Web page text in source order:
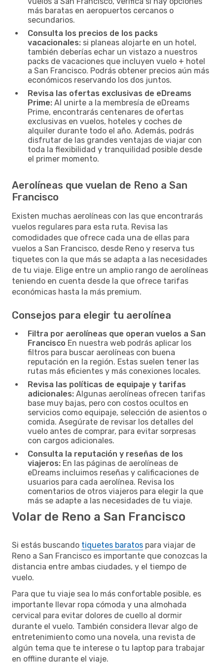
más baratas en aeropuertos cercanos o
secundarios.
Consulta los precios de los packs
vacacionales: si planeas alojarte en un hotel,
también deberías echar un vistazo a nuestros
packs de vacaciones que incluyen vuelo + hotel
a San Francisco. Podrás obtener precios aún más
económicos reservando los dos juntos.
Revisa las ofertas exclusivas de eDreams
Prime: Al unirte a la membresía de eDreams
Prime, encontrarás centenares de ofertas
exclusivas en vuelos, hoteles y coches de
alquiler durante todo el año. Además, podrás
disfrutar de las grandes ventajas de viajar con
toda la flexibilidad y tranquilidad posible desde
el primer momento.
Aerolíneas que vuelan de Reno a San
Francisco
Existen muchas aerolíneas con las que encontrarás
vuelos regulares para esta ruta. Revisa las
comodidades que ofrece cada una de ellas para
vuelos a San Francisco, desde Reno y reserva tus
tiquetes con la que más se adapta a las necesidades
de tu viaje. Elige entre un amplio rango de aerolíneas
teniendo en cuenta desde la que ofrece tarifas
económicas hasta la más premium.
Consejos para elegir tu aerolínea
Filtra por aerolíneas que operan vuelos a San
Francisco En nuestra web podrás aplicar los
filtros para buscar aerolíneas con buena
reputación en la región. Estas suelen tener las
rutas más eficientes y más conexiones locales.
Revisa las políticas de equipaje y tarifas
adicionales: Algunas aerolíneas ofrecen tarifas
base muy bajas, pero con costos ocultos en
servicios como equipaje, selección de asientos o
comida. Asegúrate de revisar los detalles del
vuelo antes de comprar, para evitar sorpresas
con cargos adicionales.
Consulta la reputación y reseñas de los
viajeros: En las páginas de aerolíneas de
eDreams incluimos reseñas y calificaciones de
usuarios para cada aerolínea. Revisa los
comentarios de otros viajeros para elegir la que
más se adapte a las necesidades de tu viaje.
Volar de Reno a San Francisco
Si estás buscando tiquetes baratos para viajar de
Reno a San Francisco es importante que conozcas la
distancia entre ambas ciudades, y el tiempo de
vuelo.
Para que tu viaje sea lo más confortable posible, es
importante llevar ropa cómoda y una almohada
cervical para evitar dolores de cuello al dormir
durante el vuelo. También considera llevar algo de
entretenimiento como una novela, una revista de
algún tema que te interese o tu laptop para trabajar
en offline durante el viaje.